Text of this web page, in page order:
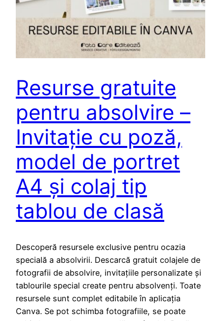
Resurse gratuite
pentru absolvire –
Invitație cu poză,
model de portret
A4 și colaj tip
tablou de clasă
Descoperă resursele exclusive pentru ocazia
specială a absolvirii. Descarcă gratuit colajele de
fotografii de absolvire, invitațiile personalizate și
tablourile special create pentru absolvenți. Toate
resursele sunt complet editabile în aplicația
Canva. Se pot schimba fotografiile, se poate